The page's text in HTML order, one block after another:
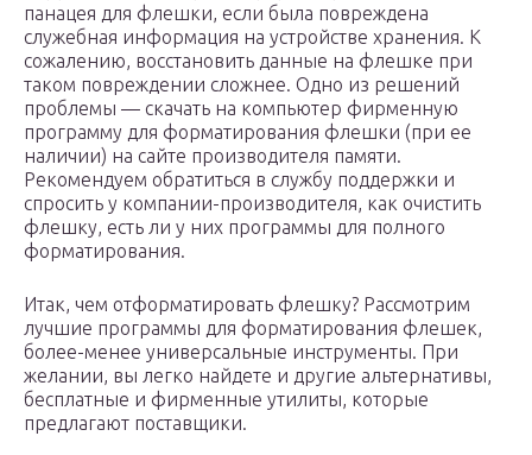
панацея для флешки, если была повреждена
служебная информация на устройстве хранения. К
сожалению, восстановить данные на флешке при
таком повреждении сложнее. Одно из решений
проблемы — скачать на компьютер фирменную
программу для форматирования флешки (при ее
наличии) на сайте производителя памяти.
Рекомендуем обратиться в службу поддержки и
спросить у компании-производителя, как очистить
флешку, есть ли у них программы для полного
форматирования.
Итак, чем отформатировать флешку? Рассмотрим
лучшие программы для форматирования флешек,
более-менее универсальные инструменты. При
желании, вы легко найдете и другие альтернативы,
бесплатные и фирменные утилиты, которые
предлагают поставщики.